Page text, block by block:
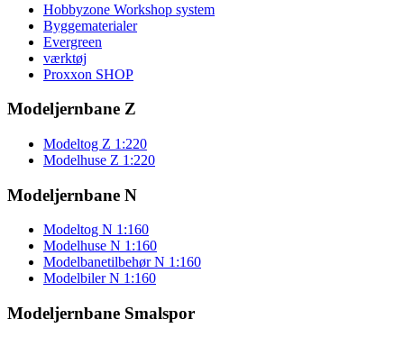
Hobbyzone Workshop system
Byggematerialer
Evergreen
værktøj
Proxxon SHOP
Modeljernbane Z
Modeltog Z 1:220
Modelhuse Z 1:220
Modeljernbane N
Modeltog N 1:160
Modelhuse N 1:160
Modelbanetilbehør N 1:160
Modelbiler N 1:160
Modeljernbane Smalspor